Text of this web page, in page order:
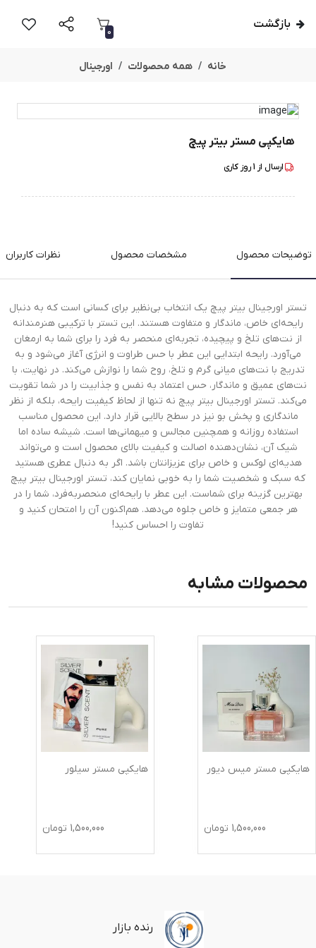
بازگشت
0
خانه همه محصولات اورجینال
هایکپی مستر بیتر پیچ
ارسال از 1روز کاری
توضیحات محصول مشخصات محصول نظرات کاربران
تستر اورجینال بیتر پیچ یک انتخاب بی‌نظیر برای کسانی است که به دنبال
رایحه‌ای خاص، ماندگار و متفاوت هستند. این تستر با ترکیبی هنرمندانه
از نت‌های تلخ و پیچیده، تجربه‌ای منحصر به فرد را برای شما به ارمغان
می‌آورد. رایحه ابتدایی این عطر با حس طراوت و انرژی آغاز می‌شود و به
تدریج با نت‌های میانی گرم و تلخ، روح شما را نوازش می‌کند. در نهایت، با
نت‌های عمیق و ماندگار، حس اعتماد به نفس و جذابیت را در شما تقویت
می‌کند. تستر اورجینال بیتر پیچ نه تنها از لحاظ کیفیت رایحه، بلکه از نظر
ماندگاری و پخش بو نیز در سطح بالایی قرار دارد. این محصول مناسب
استفاده روزانه و همچنین مجالس و میهمانی‌ها است. شیشه ساده اما
شیک آن، نشان‌دهنده اصالت و کیفیت بالای محصول است و می‌تواند
هدیه‌ای لوکس و خاص برای عزیزانتان باشد. اگر به دنبال عطری هستید
که سبک و شخصیت شما را به خوبی نمایان کند، تستر اورجینال بیتر پیچ
بهترین گزینه برای شماست. این عطر با رایحه‌ای منحصربه‌فرد، شما را در
هر جمعی متمایز و خاص جلوه می‌دهد. هم‌اکنون آن را امتحان کنید و
تفاوت را احساس کنید!
محصولات مشابه
هایکپی مستر میس دیور
1,500,000 تومان
هایکپی مستر سیلور
1,500,000 تومان
رنده بازار